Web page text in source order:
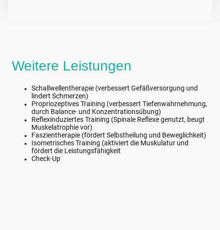
Weitere Leistungen
Schallwellentherapie (verbessert Gefäßversorgung und
lindert Schmerzen)
Propriozeptives Training (verbessert Tiefenwahrnehmung,
durch Balance- und Konzentrationsübung)
Reflexinduziertes Training (Spinale Reflexe genutzt, beugt
Muskelatrophie vor)
Faszientherapie (fördert Selbstheilung und Beweglichkeit)
Isometrisches Training (aktiviert die Muskulatur und
fördert die Leistungsfähigkeit
Check-Up